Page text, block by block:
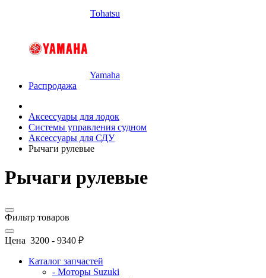
Tohatsu
Yamaha
Распродажа
Аксессуары для лодок
Системы управления судном
Аксессуары для СДУ
Рычаги рулевые
Рычаги рулевые
Фильтр товаров
Цена 3200 - 9340 ₽
Каталог запчастей
- Моторы Suzuki